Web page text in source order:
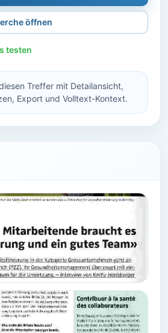
öffnen
testen
Treffer mit Detailansicht,
Export und Volltext-Kontext.